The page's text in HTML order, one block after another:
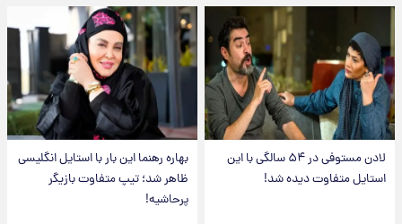
لادن مستوفی در ۵۴ سالگی با این
متفاوت دیده شد!
بهاره رهنما این بار با استایل انگلیسی
ظاهر شد؛ تیپ متفاوت بازیگر